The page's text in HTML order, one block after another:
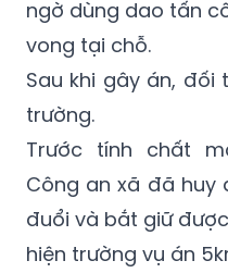
để xử lý vụ việc.
Trong quá trình tiếp
ngờ dùng dao tấn
vong tại chỗ.
Sau khi gây án,
trường.
Trước tính chất
Công an xã đã huy